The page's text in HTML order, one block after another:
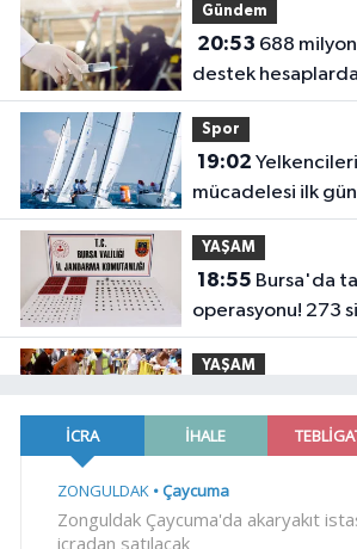
Gündem
20:53
destek hesaplarda
Spor
19:02
mücadelesi ilk
YAŞAM
18:55
operasyonu! 273
geçirildi
YAŞAM
yenileniyor... İlk
18:45Yapay zeka genç